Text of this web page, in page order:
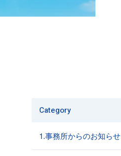
Category
1.事務所からのお知らせ